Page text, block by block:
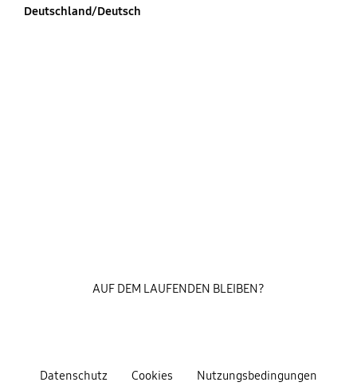
Deutschland/Deutsch
Datenschutz Cookies Nutzungsbedingungen
AUF DEM LAUFENDEN BLEIBEN?